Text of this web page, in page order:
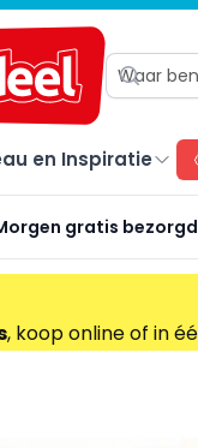
en Inspiratie
gratis bezorgd
, koop online of in